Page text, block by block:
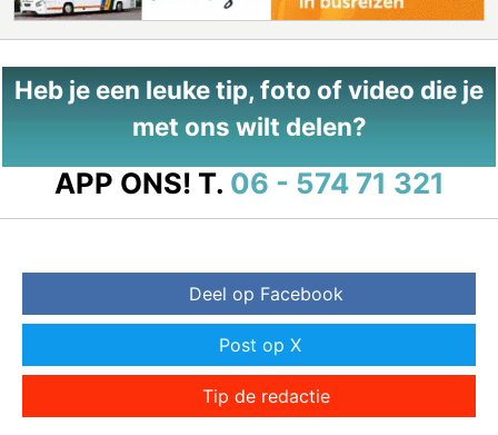
Heb je een leuke tip, foto of video die je
met ons wilt delen?
APP ONS! T. 06 - 574 71 321
Deel op Facebook
Post op X
Tip de redactie